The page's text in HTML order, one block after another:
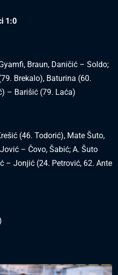
1:0
Braun, Daničić – Soldo;
Brekalo), Baturina (60.
– Barišić (79. Laća)
(46. Todorić), Mate Šuto,
– Čovo, Šabić; A. Šuto
– Jonjić (24. Petrović, 62. Ante